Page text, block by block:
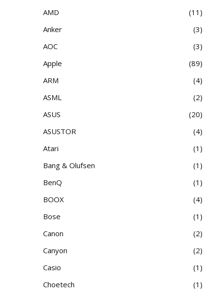
AMD
11
Anker
3
AOC
3
Apple
89
ARM
4
ASML
2
ASUS
20
ASUSTOR
4
Atari
1
Bang & Olufsen
1
BenQ
1
BOOX
4
Bose
1
Canon
2
Canyon
2
Casio
1
Choetech
1